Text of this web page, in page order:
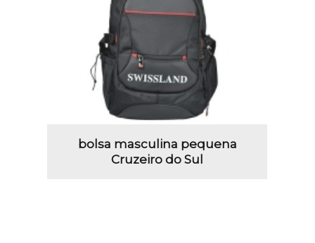
bolsa masculina pequena
Cruzeiro do Sul